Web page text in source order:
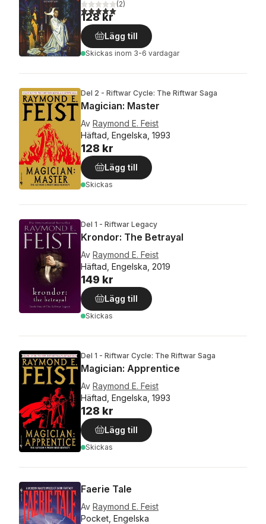
5,0utav 5 stjärnor. Totalt antal röster:
(2)
128 kr
Lägg till
Skickas inom 3-6 vardagar
Del 2 - Riftwar Cycle: The Riftwar Saga
Magician: Master
Av Raymond E. Feist
Häftad, Engelska, 1993
128 kr
Lägg till
Skickas
Del 1 - Riftwar Legacy
Krondor: The Betrayal
Av Raymond E. Feist
Häftad, Engelska, 2019
149 kr
Lägg till
Skickas
Del 1 - Riftwar Cycle: The Riftwar Saga
Magician: Apprentice
Av Raymond E. Feist
Häftad, Engelska, 1993
128 kr
Lägg till
Skickas
Faerie Tale
Av Raymond E. Feist
Pocket, Engelska